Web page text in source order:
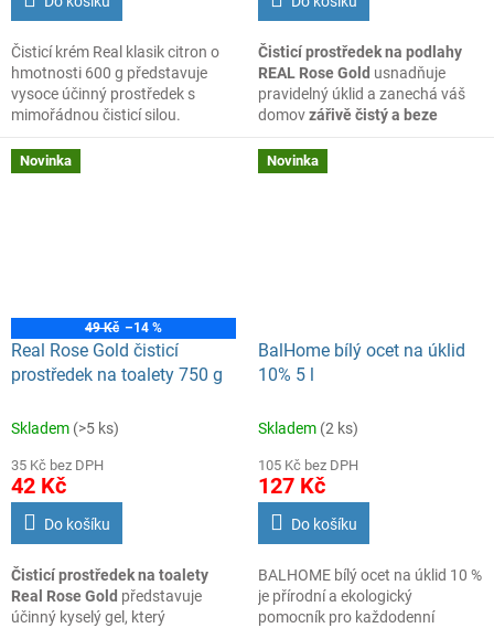
Čisticí krém Real klasik citron o
hmotnosti 600 g představuje
vysoce účinný prostředek s
mimořádnou čisticí silou.
čištění v domácnosti i v
profesionálním provozu.
Čisticí prostředek na podlahy
REAL Rose Gold usnadňuje
pravidelný úklid a zanechá váš
domovzářivě čistý a beze
ředí a rovnoměrně roztírá, díky
čemuž je vytírání rychlé a
Novinka
49 Kč –14 %
Real Rose Gold čisticí
prostředek na toalety 750 g
Skladem (>5 ks)
35 Kč bez DPH
42 Kč
Do košíku
Čisticí prostředek na toalety
Real Rose Gold představuje
účinný kyselý gel, který
Novinka
BalHome bílý ocet na úklid
10% 5 l
Skladem (2 ks)
105 Kč bez DPH
127 Kč
Do košíku
BALHOME bílý ocet na úklid 10 %
je přírodní a ekologický
pomocník pro každodenní